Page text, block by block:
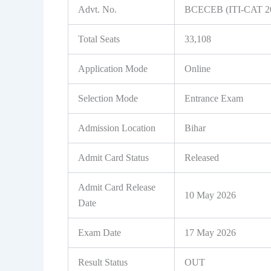
Advt. No. BCECEB (ITI-CAT
Total Seats 33,108
Application Mode Online
Selection Mode Entrance Exam
Admission Location Bihar
Admit Card Status Released
Admit Card Release
Date
10 May 2026
Exam Date 17 May 2026
Result Status OUT